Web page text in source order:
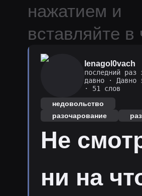
нажатием и
вставляйте в
lenagol0vach
последний раз
давно·
Давно
· 51 слов
недовольство
разочарование
Не
ни на